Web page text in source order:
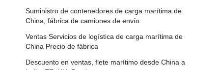
Suministro de contenedores de carga marítima de
China, fábrica de camiones de envío
Ventas Servicios de logística de carga marítima de
China Precio de fábrica
Descuento en ventas, flete marítimo desde China a